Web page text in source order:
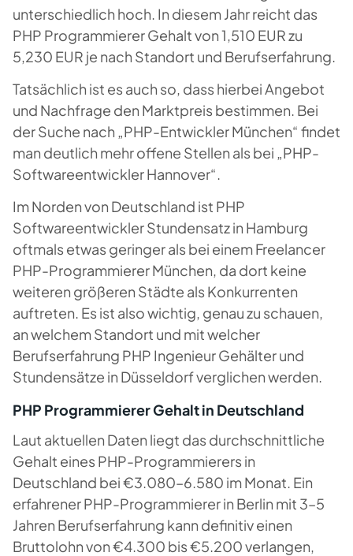
unterschiedlich hoch. In diesem Jahr reicht das
PHP Programmierer Gehalt von 1,510 EUR zu
5,230 EUR je nach Standort und Berufserfahrung.
Tatsächlich ist es auch so, dass hierbei Angebot
und Nachfrage den Marktpreis bestimmen. Bei
der Suche nach „PHP-Entwickler München“ findet
man deutlich mehr offene Stellen als bei „PHP-
Softwareentwickler Hannover“.
Im Norden von Deutschland ist PHP
Softwareentwickler Stundensatz in Hamburg
oftmals etwas geringer als bei einem Freelancer
PHP-Programmierer München, da dort keine
weiteren größeren Städte als Konkurrenten
auftreten. Es ist also wichtig, genau zu schauen,
an welchem Standort und mit welcher
Berufserfahrung PHP Ingenieur Gehälter und
Stundensätze in Düsseldorf verglichen werden.
PHP Programmierer Gehalt in Deutschland
Laut aktuellen Daten liegt das durchschnittliche
Gehalt eines PHP-Programmierers in
Deutschland bei €3.080–6.580 im Monat. Ein
erfahrener PHP-Programmierer in Berlin mit 3–5
Jahren Berufserfahrung kann definitiv einen
Bruttolohn von €4.300 bis €5.200 verlangen,